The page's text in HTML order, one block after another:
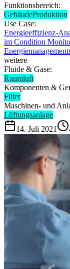
Funktionsbereich:
GebäudeProduktion
Use Case:
Energieeffizienz-
im Condition
weitere
Fluide & Gase:
Raumluft
Komponenten &
Filter
Maschinen- und
Lüftungsanlage
14. Juli 2021